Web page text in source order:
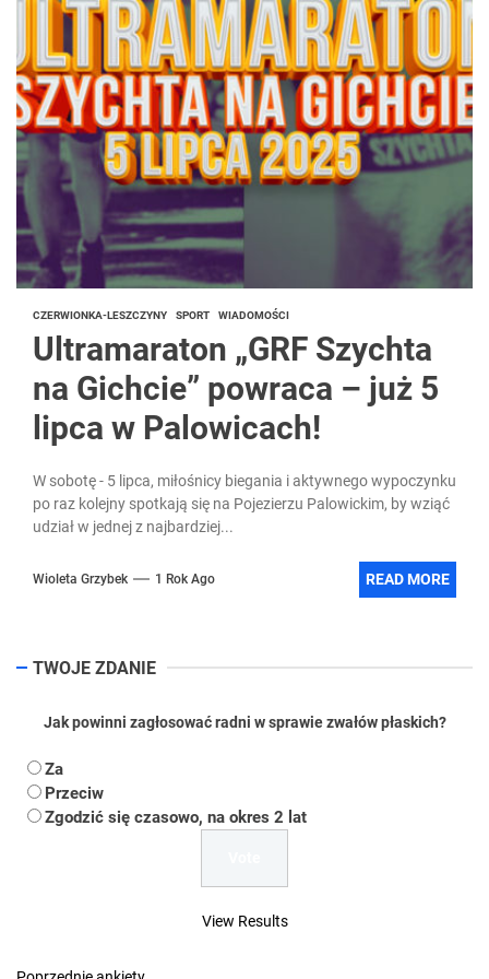
CZERWIONKA-LESZCZYNY SPORT WIADOMOŚCI
Ultramaraton „GRF Szychta
na Gichcie” powraca – już 5
lipca w Palowicach!
W sobotę - 5 lipca, miłośnicy biegania i aktywnego wypoczynku
po raz kolejny spotkają się na Pojezierzu Palowickim, by wziąć
udział w jednej z najbardziej...
Wioleta Grzybek 1 Rok Ago READ MORE
TWOJE ZDANIE
Jak powinni zagłosować radni w sprawie zwałów płaskich?
Za
Przeciw
Zgodzić się czasowo, na okres 2 lat
View Results